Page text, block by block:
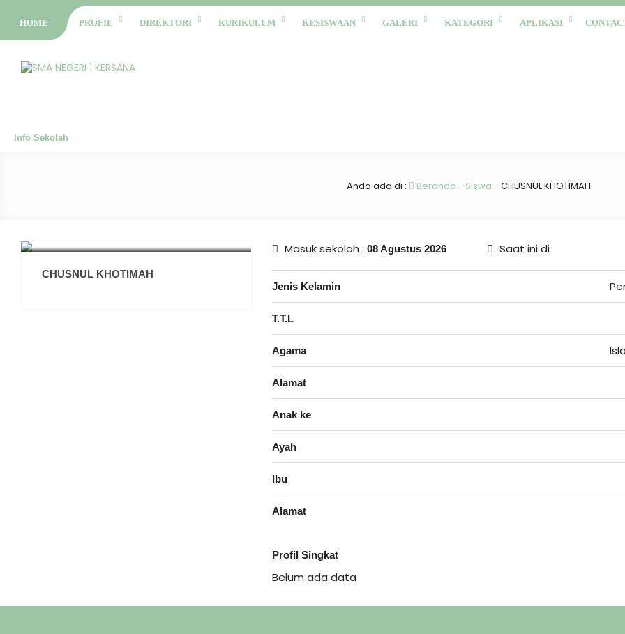
HOME PROFIL DIREKTORI KURIKULUM KESISWAAN GALERI KATEGORI APLIKASI
Info Sekolah
Anda ada di : Beranda - Siswa - CHUSNUL KHOTIMAH
CHUSNUL KHOTIMAH
Masuk sekolah : 08 Agustus 2026 Saat ini di
Jenis Kelamin
T.T.L
Agama
Alamat
Anak ke
Ayah
Ibu
Alamat
Profil Singkat
Belum ada data